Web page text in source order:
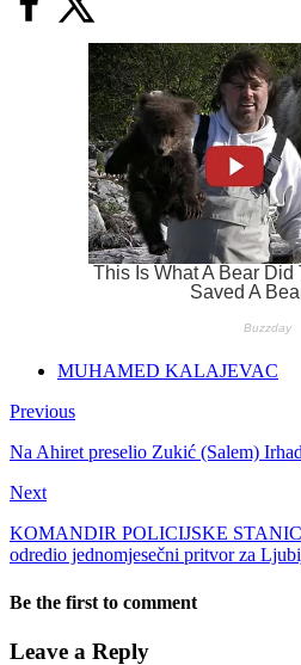
MUHAMED KALAJEVAC
Previous
Na Ahiret preselio Zukić (Salem) Irhad
Next
KOMANDIR POLICIJSKE
odredio jednomjesečni pritvor za
Be the first to comment
Leave a Reply